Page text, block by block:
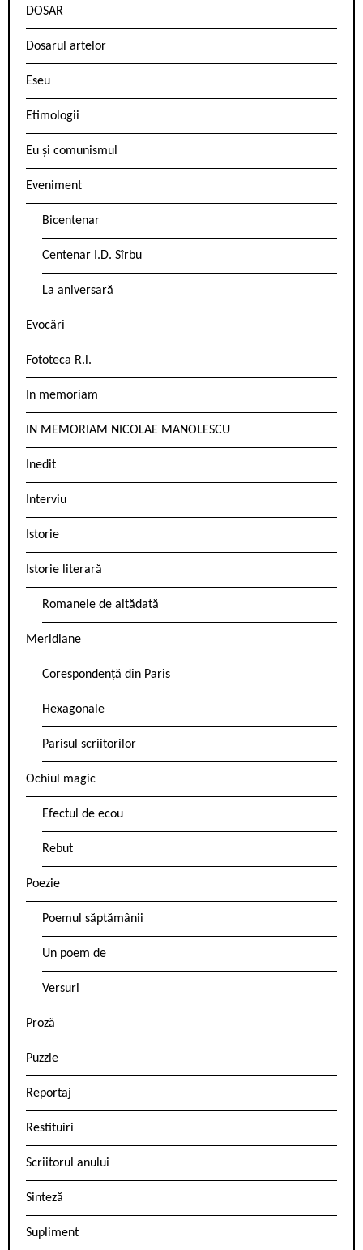
DOSAR
Dosarul artelor
Eseu
Etimologii
Eu și comunismul
Eveniment
Bicentenar
Centenar I.D. Sîrbu
La aniversară
Evocări
Fototeca R.l.
In memoriam
IN MEMORIAM NICOLAE MANOLESCU
Inedit
Interviu
Istorie
Istorie literară
Romanele de altădată
Meridiane
Corespondență din Paris
Hexagonale
Parisul scriitorilor
Ochiul magic
Efectul de ecou
Rebut
Poezie
Poemul săptămânii
Un poem de
Versuri
Proză
Puzzle
Reportaj
Restituiri
Scriitorul anului
Sinteză
Supliment